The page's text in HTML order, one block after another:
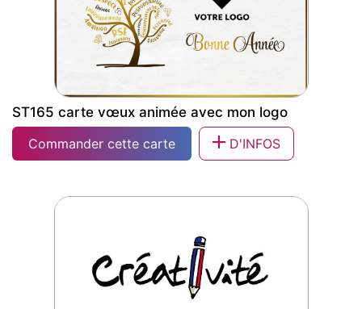
logo
ST165 carte vœux animée avec mon logo
Commander cette carte
D'INFOS